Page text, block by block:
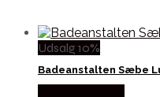
Udsalg 10%
Badeanstalten Sæbe